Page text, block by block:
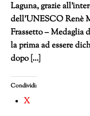
Laguna, grazie
dell’UNESCO Renè
Frassetto – Medaglia
la prima ad essere
dopo […]
Condividi:
X